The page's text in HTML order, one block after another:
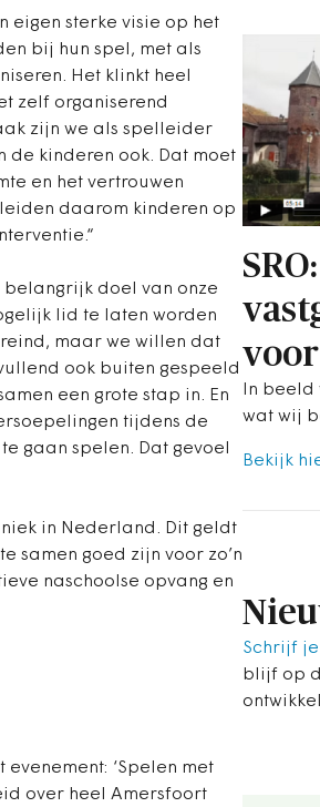
eigen sterke visie op het
bij hun spel, met als
Het klinkt heel
zelf organiserend
zijn we als spelleider
de kinderen ook. Dat moet
en het vertrouwen
daarom kinderen op
belangrijk doel van onze
lid te laten worden
maar we willen dat
ook buiten gespeeld
een grote stap in. En
tijdens de
gaan spelen. Dat gevoel
in Nederland. Dit geldt
samen goed zijn voor zo’n
naschoolse opvang en
‘Spelen met
over heel Amersfoort
In
wat wij
Bekijk
Schrijf
blijf op